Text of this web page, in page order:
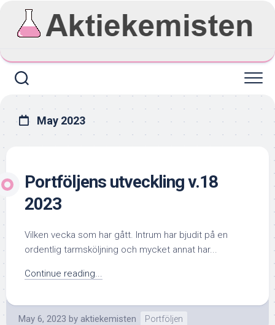
content
May 2023
Portföljens utveckling v.18
2023
Vilken vecka som har gått. Intrum har bjudit på en
ordentlig tarmsköljning och mycket annat har...
Continue reading...
May 6, 2023 by aktiekemisten Portföljen